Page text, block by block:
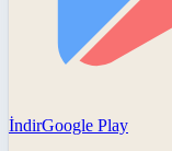
İndirGoogle Play